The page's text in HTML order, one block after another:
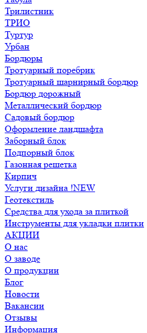
Трилистник
ТРИО
Туртур
Урбан
Бордюры
Тротуарный поребрик
Тротуарный шарнирный бордюр
Бордюр дорожный
Металлический бордюр
Садовый бордюр
Оформление ландшафта
Заборный блок
Подпорный блок
Газонная решетка
Кирпич
Услуги дизайна !NEW
Геотекстиль
Средства для ухода за плиткой
Инструменты для укладки плитки
АКЦИИ
О нас
О заводе
О продукции
Блог
Новости
Вакансии
Отзывы
Информация